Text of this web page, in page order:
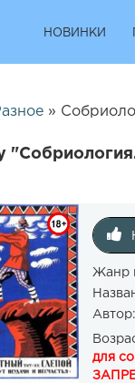
НОВИНКИ
»
Жанр
Автор:
для